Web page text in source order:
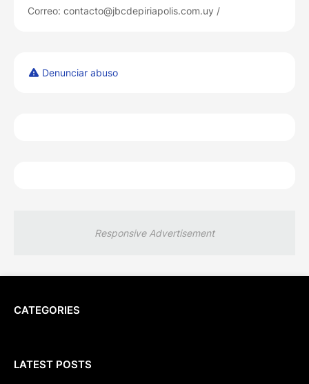
Correo: contacto@jbcdepiriapolis.com.uy /
Denunciar abuso
Responsive Advertisement
CATEGORIES
LATEST POSTS